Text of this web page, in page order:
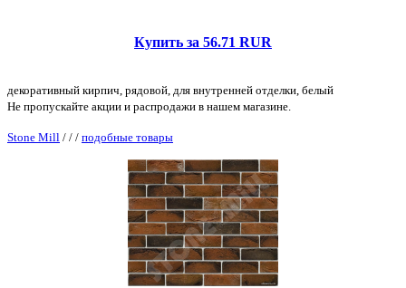
Купить за 56.71 RUR
декоративный кирпич, рядовой, для внутренней отделки, белый
Не пропускайте акции и распродажи в нашем магазине.
Stone Mill / / / подобные товары